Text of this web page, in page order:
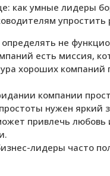
как умные лидеры
упростить
не
есть миссия,
хороших
компании
нужен яркий
привлечь любовь
лидеры часто